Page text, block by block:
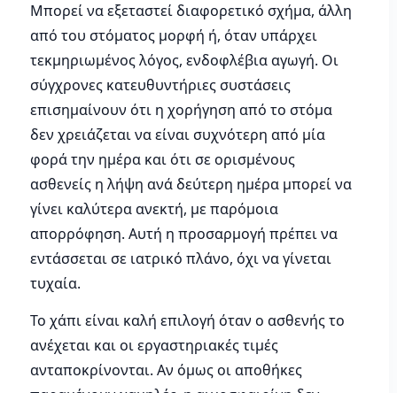
Μπορεί να εξεταστεί διαφορετικό σχήμα, άλλη
από του στόματος μορφή ή, όταν υπάρχει
τεκμηριωμένος λόγος, ενδοφλέβια αγωγή. Οι
σύγχρονες κατευθυντήριες συστάσεις
επισημαίνουν ότι η χορήγηση από το στόμα
δεν χρειάζεται να είναι συχνότερη από μία
φορά την ημέρα και ότι σε ορισμένους
ασθενείς η λήψη ανά δεύτερη ημέρα μπορεί να
γίνει καλύτερα ανεκτή, με παρόμοια
απορρόφηση. Αυτή η προσαρμογή πρέπει να
εντάσσεται σε ιατρικό πλάνο, όχι να γίνεται
τυχαία.
Το χάπι είναι καλή επιλογή όταν ο ασθενής το
ανέχεται και οι εργαστηριακές τιμές
ανταποκρίνονται. Αν όμως οι αποθήκες